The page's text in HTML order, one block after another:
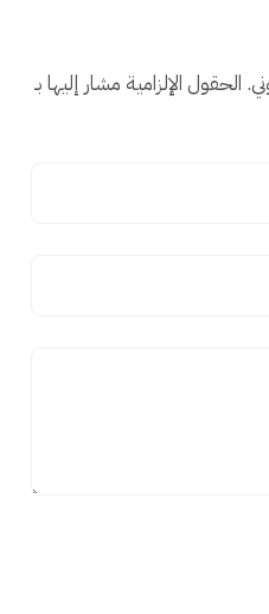
الحقول الإلزامية مشار إليها بـ